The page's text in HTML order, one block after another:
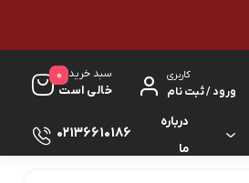
کاربری
ورود / ثبت نام
سبد خرید
خالی است
0
درباره
ما
02136610186